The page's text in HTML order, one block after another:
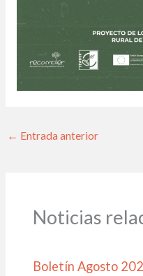
← Entrada anterior
Noticias
Boletín Agosto